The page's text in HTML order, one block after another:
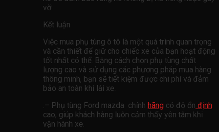
vỡ.
Kết luận
Việc mua phụ tùng ô tô là một quá trình quan trọng
và cần thiết để giữ cho chiếc xe của bạn hoạt động
tốt nhất có thể. Bằng cách chọn phụ tùng chất
lượng cao và sử dụng các phương pháp mua hàng
thông minh, bạn sẽ tiết kiệm được chi phí và đảm
bảo an toàn khi lái xe.
.– Phụ tùng Ford mazda chính hãng có độ ổn định
cao, giúp khách hàng luôn cảm thấy yên tâm khi
vận hành xe.